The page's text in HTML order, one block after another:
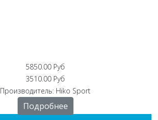
5850.00 Руб
3510.00 Руб
Производитель: Hiko Sport
Подробнее